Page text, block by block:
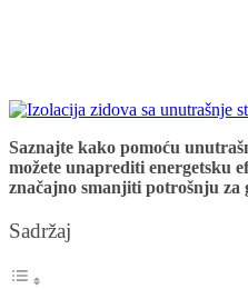
Saznajte kako pomoću
možete unaprediti energetsku
značajno smanjiti potrošnju
Sadržaj